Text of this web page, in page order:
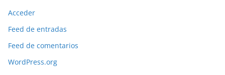
Acceder
Feed de entradas
Feed de comentarios
WordPress.org